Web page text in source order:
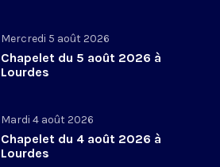
Mercredi 5 août 2026
Chapelet du 5 août 2026 à
Lourdes
Mardi 4 août 2026
Chapelet du 4 août 2026 à
Lourdes